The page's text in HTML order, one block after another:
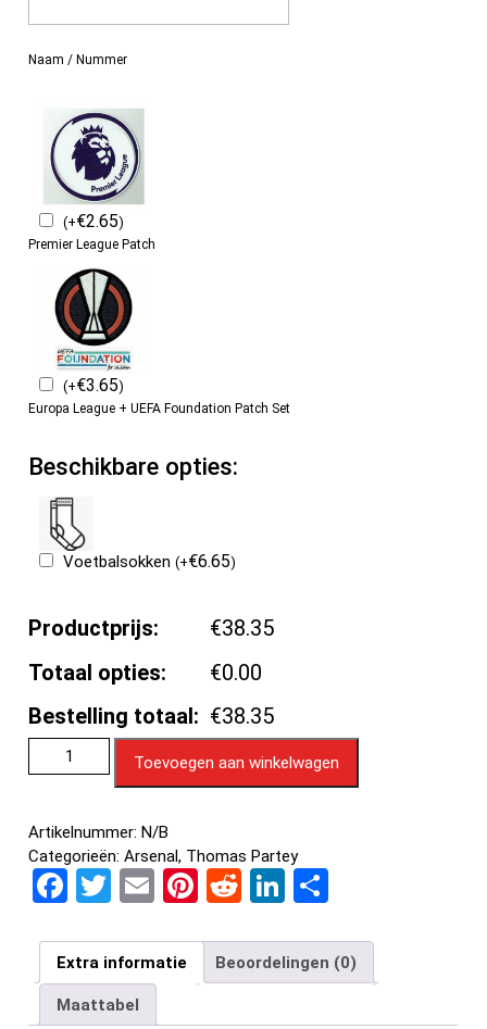
Naam / Nummer
(+€2.65)
Premier League Patch
(+€3.65)
Europa League + UEFA Foundation Patch Set
Beschikbare opties:
Voetbalsokken(+€6.65)
Productprijs:
€38.35
Totaal opties:
€0.00
Bestelling totaal: €38.35
Toevoegen aan winkelwagen
Artikelnummer:N/B
Categorieën:Arsenal, Thomas Partey
F
ce
b
T
tt
er
E
ail
Pi
er
es
R
d
di
Li
ke
dI
e
n
Extra informatie Beoordelingen (0)
Maattabel